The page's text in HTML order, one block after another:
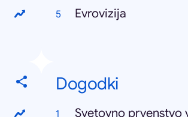
Evrovizija
Dogodki
Svetovno prvenstvo